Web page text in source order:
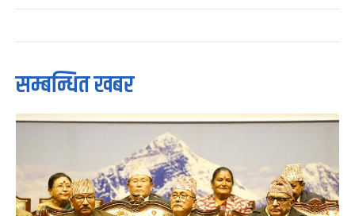
सम्बन्धित खबर